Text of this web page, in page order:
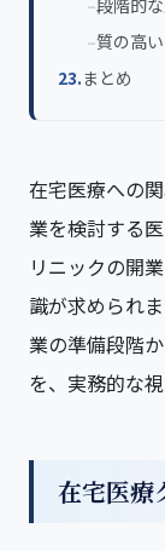
段階的
質の高
まとめ
在宅医療への
業を検討する
リニックの開
識が求められ
業の準備段階
を、実務的な
在宅医療